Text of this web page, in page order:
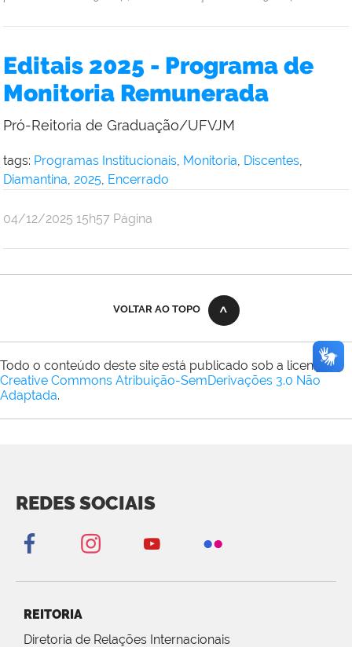
Editais 2025 - Programa de
Monitoria Remunerada
Pró-Reitoria de Graduação/UFVJM
tags: Programas Institucionais, Monitoria, Discentes,
Diamantina, 2025, Encerrado
publicado
04/12/2025 15h57 Página
VOLTAR AO TOPO
Todo o conteúdo deste site está publicado sob a licença
Creative Commons Atribuição-SemDerivações 3.0 Não
Adaptada.
REDES SOCIAIS
REITORIA
Diretoria de Relações Internacionais